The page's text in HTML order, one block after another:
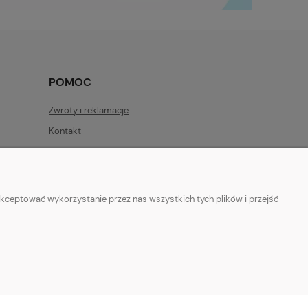
POMOC
Zwroty i reklamacje
Kontakt
wykorzystanie przez nas wszystkich tych plików i przejść